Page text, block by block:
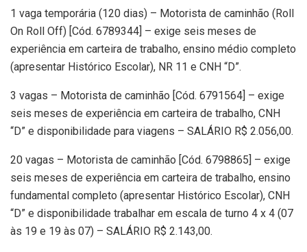
1 vaga temporária (120 dias) – Motorista de caminhão (Roll
On Roll Off) [Cód. 6789344] – exige seis meses de
experiência em carteira de trabalho, ensino médio completo
(apresentar Histórico Escolar), NR 11 e CNH “D”.
3 vagas – Motorista de caminhão [Cód. 6791564] – exige
seis meses de experiência em carteira de trabalho, CNH
“D” e disponibilidade para viagens – SALÁRIO R$ 2.056,00.
20 vagas – Motorista de caminhão [Cód. 6798865] – exige
seis meses de experiência em carteira de trabalho, ensino
fundamental completo (apresentar Histórico Escolar), CNH
“D” e disponibilidade trabalhar em escala de turno 4 x 4 (07
às 19 e 19 às 07) – SALÁRIO R$ 2.143,00.